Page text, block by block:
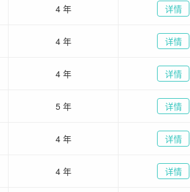
4 年 详情
4 年 详情
4 年 详情
5 年 详情
4 年 详情
4 年 详情